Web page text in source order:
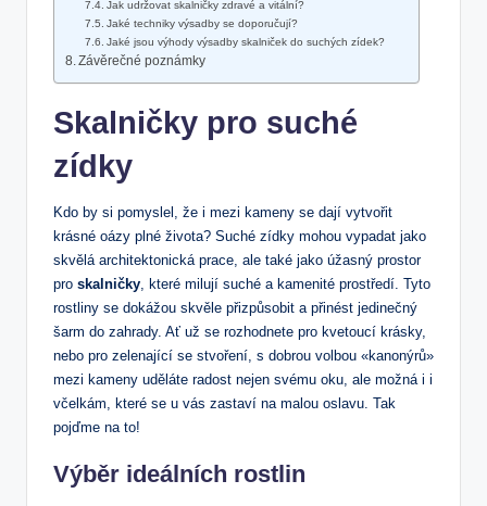
Jak udržovat skalničky⁣ zdravé a vitální?
Jaké techniky výsadby se doporučují?
Jaké jsou výhody výsadby skalniček do‌ suchých ⁤zídek?
Závěrečné poznámky
Skalničky pro suché
zídky
Kdo ⁤by si pomyslel, že ⁣i mezi kameny se dají vytvořit
krásné oázy plné života? Suché zídky mohou vypadat jako
skvělá architektonická ​prace, ale také jako úžasný prostor
pro skalničky, které milují suché a kamenité prostředí. ⁣Tyto
rostliny se dokážou skvěle přizpůsobit a přinést jedinečný
šarm do zahrady. Ať už se rozhodnete pro kvetoucí krásky,
nebo‍ pro zelenající se stvoření, s dobrou volbou‌ «kanonýrů»
mezi kameny uděláte radost nejen svému oku, ale možná i⁢ i
včelkám, které ‌se u vás zastaví na malou oslavu. Tak
pojďme na to!
Výběr ideálních rostlin